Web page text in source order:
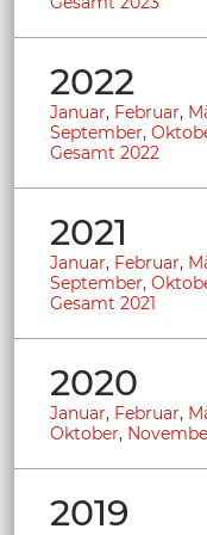
2022
Januar, Februar,
September,
Gesamt 2022
2021
Januar, Februar,
September,
Gesamt 2021
2020
Januar, Februar,
Oktober,
2019